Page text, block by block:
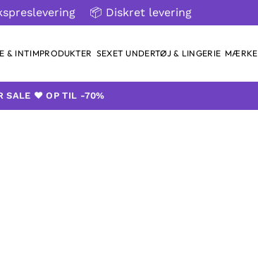
📦 Diskret levering
& INTIMPRODUKTER SEXET UNDERTØJ & LINGERIE
SALE ❤️ OP TIL -70%